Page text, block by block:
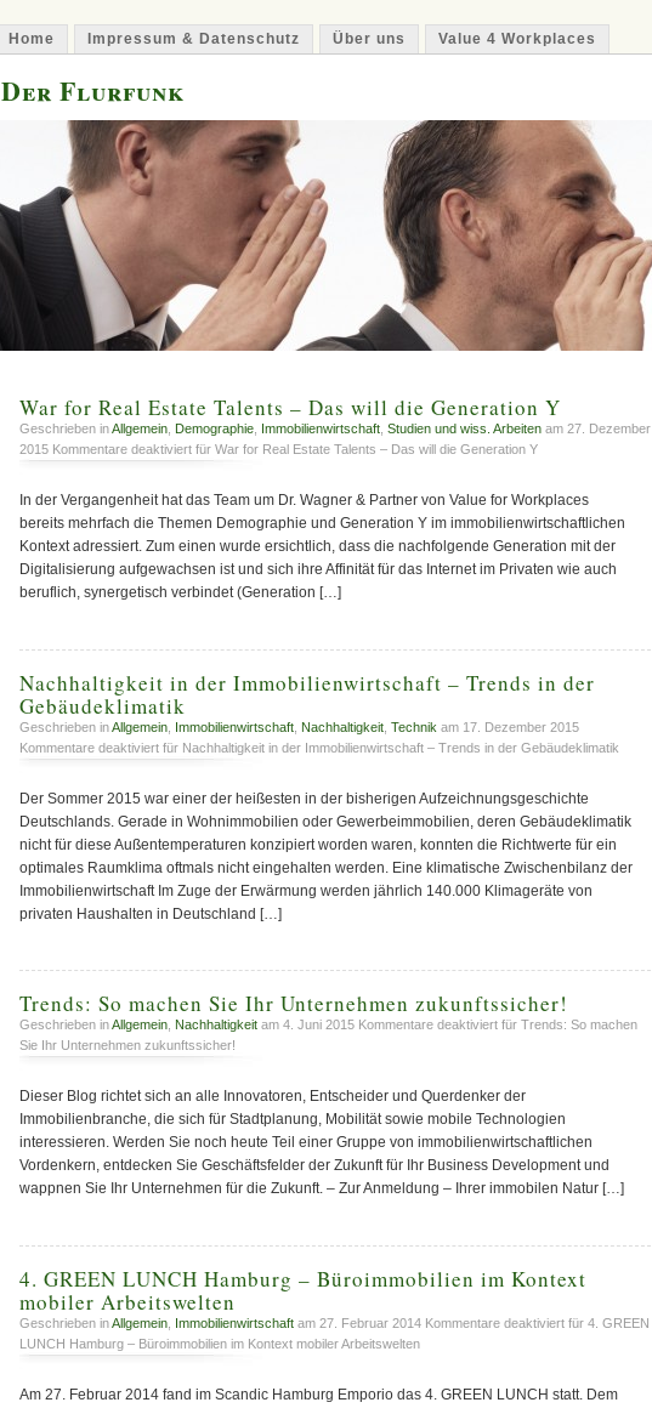
Home Impressum & Datenschutz Über uns Value 4 Workplaces
Der Flurfunk
War for Real Estate Talents – Das will die Generation Y
Geschrieben inAllgemein Demographie Immobilienwirtschaft Studien und wiss. Arbeiten am 27. Dezember
2015 Kommentare deaktiviert für War for Real Estate Talents – Das will die Generation Y
In der Vergangenheit hat das Team um Dr. Wagner & Partner von Value for Workplaces
bereits mehrfach die Themen Demographie und Generation Y im immobilienwirtschaftlichen
Kontext adressiert. Zum einen wurde ersichtlich, dass die nachfolgende Generation mit der
Digitalisierung aufgewachsen ist und sich ihre Affinität für das Internet im Privaten wie auch
beruflich, synergetisch verbindet (Generation […]
Nachhaltigkeit in der Immobilienwirtschaft – Trends in der
Gebäudeklimatik
Geschrieben inAllgemein Immobilienwirtschaft Nachhaltigkeit Technik am 17. Dezember 2015
Kommentare deaktiviert für Nachhaltigkeit in der Immobilienwirtschaft – Trends in der Gebäudeklimatik
Der Sommer 2015 war einer der heißesten in der bisherigen Aufzeichnungsgeschichte
Deutschlands. Gerade in Wohnimmobilien oder Gewerbeimmobilien, deren Gebäudeklimatik
nicht für diese Außentemperaturen konzipiert worden waren, konnten die Richtwerte für ein
optimales Raumklima oftmals nicht eingehalten werden. Eine klimatische Zwischenbilanz der
Immobilienwirtschaft Im Zuge der Erwärmung werden jährlich 140.000 Klimageräte von
privaten Haushalten in Deutschland […]
Trends: So machen Sie Ihr Unternehmen zukunftssicher!
Geschrieben inAllgemein Nachhaltigkeit am 4. Juni 2015 Kommentare deaktiviert für Trends: So machen
Sie Ihr Unternehmen zukunftssicher!
Dieser Blog richtet sich an alle Innovatoren, Entscheider und Querdenker der
Immobilienbranche, die sich für Stadtplanung, Mobilität sowie mobile Technologien
interessieren. Werden Sie noch heute Teil einer Gruppe von immobilienwirtschaftlichen
Vordenkern, entdecken Sie Geschäftsfelder der Zukunft für Ihr Business Development und
wappnen Sie Ihr Unternehmen für die Zukunft. – Zur Anmeldung – Ihrer immobilen Natur […]
4. GREEN LUNCH Hamburg – Büroimmobilien im Kontext
mobiler Arbeitswelten
Geschrieben inAllgemein Immobilienwirtschaft am 27. Februar 2014 Kommentare deaktiviert für 4. GREEN
LUNCH Hamburg – Büroimmobilien im Kontext mobiler Arbeitswelten
Am 27. Februar 2014 fand im Scandic Hamburg Emporio das 4. GREEN LUNCH statt. Dem